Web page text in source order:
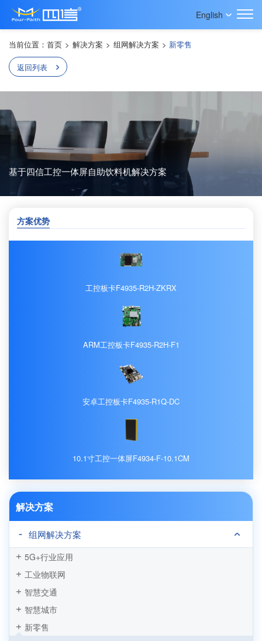
English
当前位置： 首页 > 解决方案 > 组网解决方案 > 新零售
返回列表
基于四信工控一体屏自助饮料机解决方案
方案优势
工控板卡F4935-R2H-ZKRX
ARM工控板卡F4935-R2H-F1
安卓工控板卡F4935-R1Q-DC
10.1寸工控一体屏F4934-F-10.1CM
解决方案
组网解决方案
5G+行业应用
工业物联网
智慧交通
智慧城市
新零售